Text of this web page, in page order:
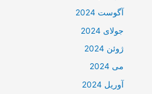
آگوست 2024
جولای 2024
ژوئن 2024
می 2024
آوریل 2024